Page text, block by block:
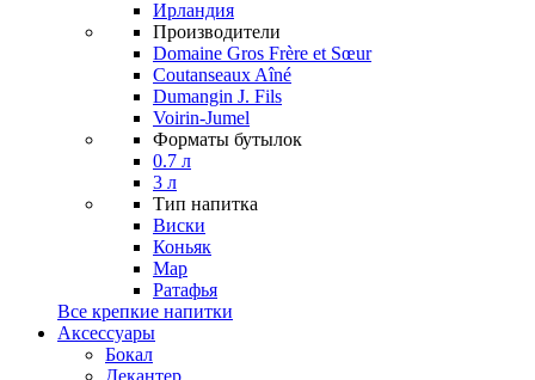
Ирландия
Производители
Domaine Gros Frère et Sœur
Coutanseaux Aîné
Dumangin J. Fils
Voirin-Jumel
Форматы бутылок
0.7 л
3 л
Тип напитка
Виски
Коньяк
Мар
Ратафья
Все крепкие напитки
Аксессуары
Бокал
Декантер